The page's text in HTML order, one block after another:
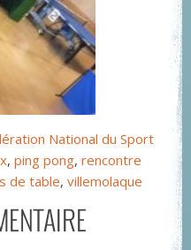
National du Sport
, ping pong, rencontre
de table, villemolaque